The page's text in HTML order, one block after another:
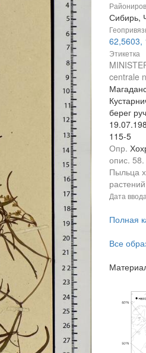
Сибирь,
62,5603,
Этикетка
centrale
берег
115-5
Опр.
опис.
Пыльца
растений
Дата
Полная
Все